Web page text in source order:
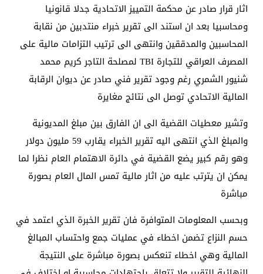
اثار قرار صادر عن محكمة التمييز الاتحادية جدلا قانونيا
ومحاسبيا بعد ان استند الى تقرير خبراء منتدبين من نقابة
المحاسبين والمدققين وانتهى الى ترتيب التزامات مالية على
المصرف العراقي للتجارة TBI لمصلحة التاجر كريم محمد
شنيور الشمري رغم وجود تقرير فني صادر عن ديوان الرقابة
المالية الاتحادي توصل الى نتائج مغايرة
وتشير معطيات القضية الى ان الفارق بين مبلغ المديونية
والمبلغ الذي انتهى اليه تقرير الخبراء يقارب 59 مليون دولار
وهو رقم كبير يضع القضية في دائرة الاهتمام العام نظرا لما
يمكن ان يترتب عليه من اثار مالية تمس المال العام بصورة
مباشرة
وبحسب المعلومات المتوافرة فان تقرير الخبرة الذي اعتمد في
حسم النزاع تضمن اخطاء في عمليات جمع واحتساب المبالغ
المالية وهي اخطاء تنعكس بصورة مباشرة على النتيجة